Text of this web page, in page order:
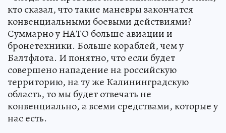
кто сказал, что такие маневры закончатся
конвенциальными боевыми действиями?
Суммарно у НАТО больше авиации и
бронетехники. Больше кораблей, чем у
Балтфлота. И понятно, что если будет
совершено нападение на российскую
территорию, на ту же Калининградскую
область, то мы будет отвечать не
конвенциально, а всеми средствами, которые у
нас есть.